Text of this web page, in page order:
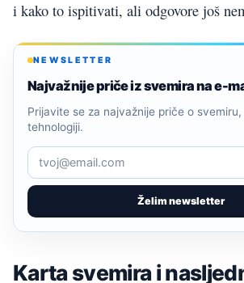
i kako to ispitivati, ali odgovore još
NEWSLETTER
Najvažnije priče iz svemira na e-
Želim newsletter
Prijavite se za najvažnije priče o
tehnologiji.
Karta svemira i